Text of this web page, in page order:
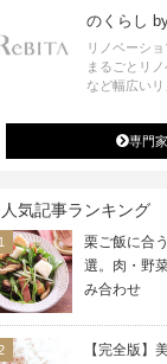
のくらし
リノベーシ
まるごとリ
など幅広いリ
ジ・シェアス
ではなく「
する」といっ
専門
人気記事ランキング
栗ご飯に合
選。肉・野
み合わせ
【完全版】